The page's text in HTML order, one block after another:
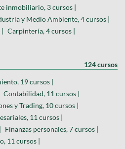
inmobiliario, 3 cursos |
y Medio Ambiente, 4 cursos |
Carpintería, 4 cursos |
124 cursos
19 cursos |
Contabilidad, 11 cursos |
y Trading, 10 cursos |
11 cursos |
Finanzas personales, 7 cursos |
11 cursos |